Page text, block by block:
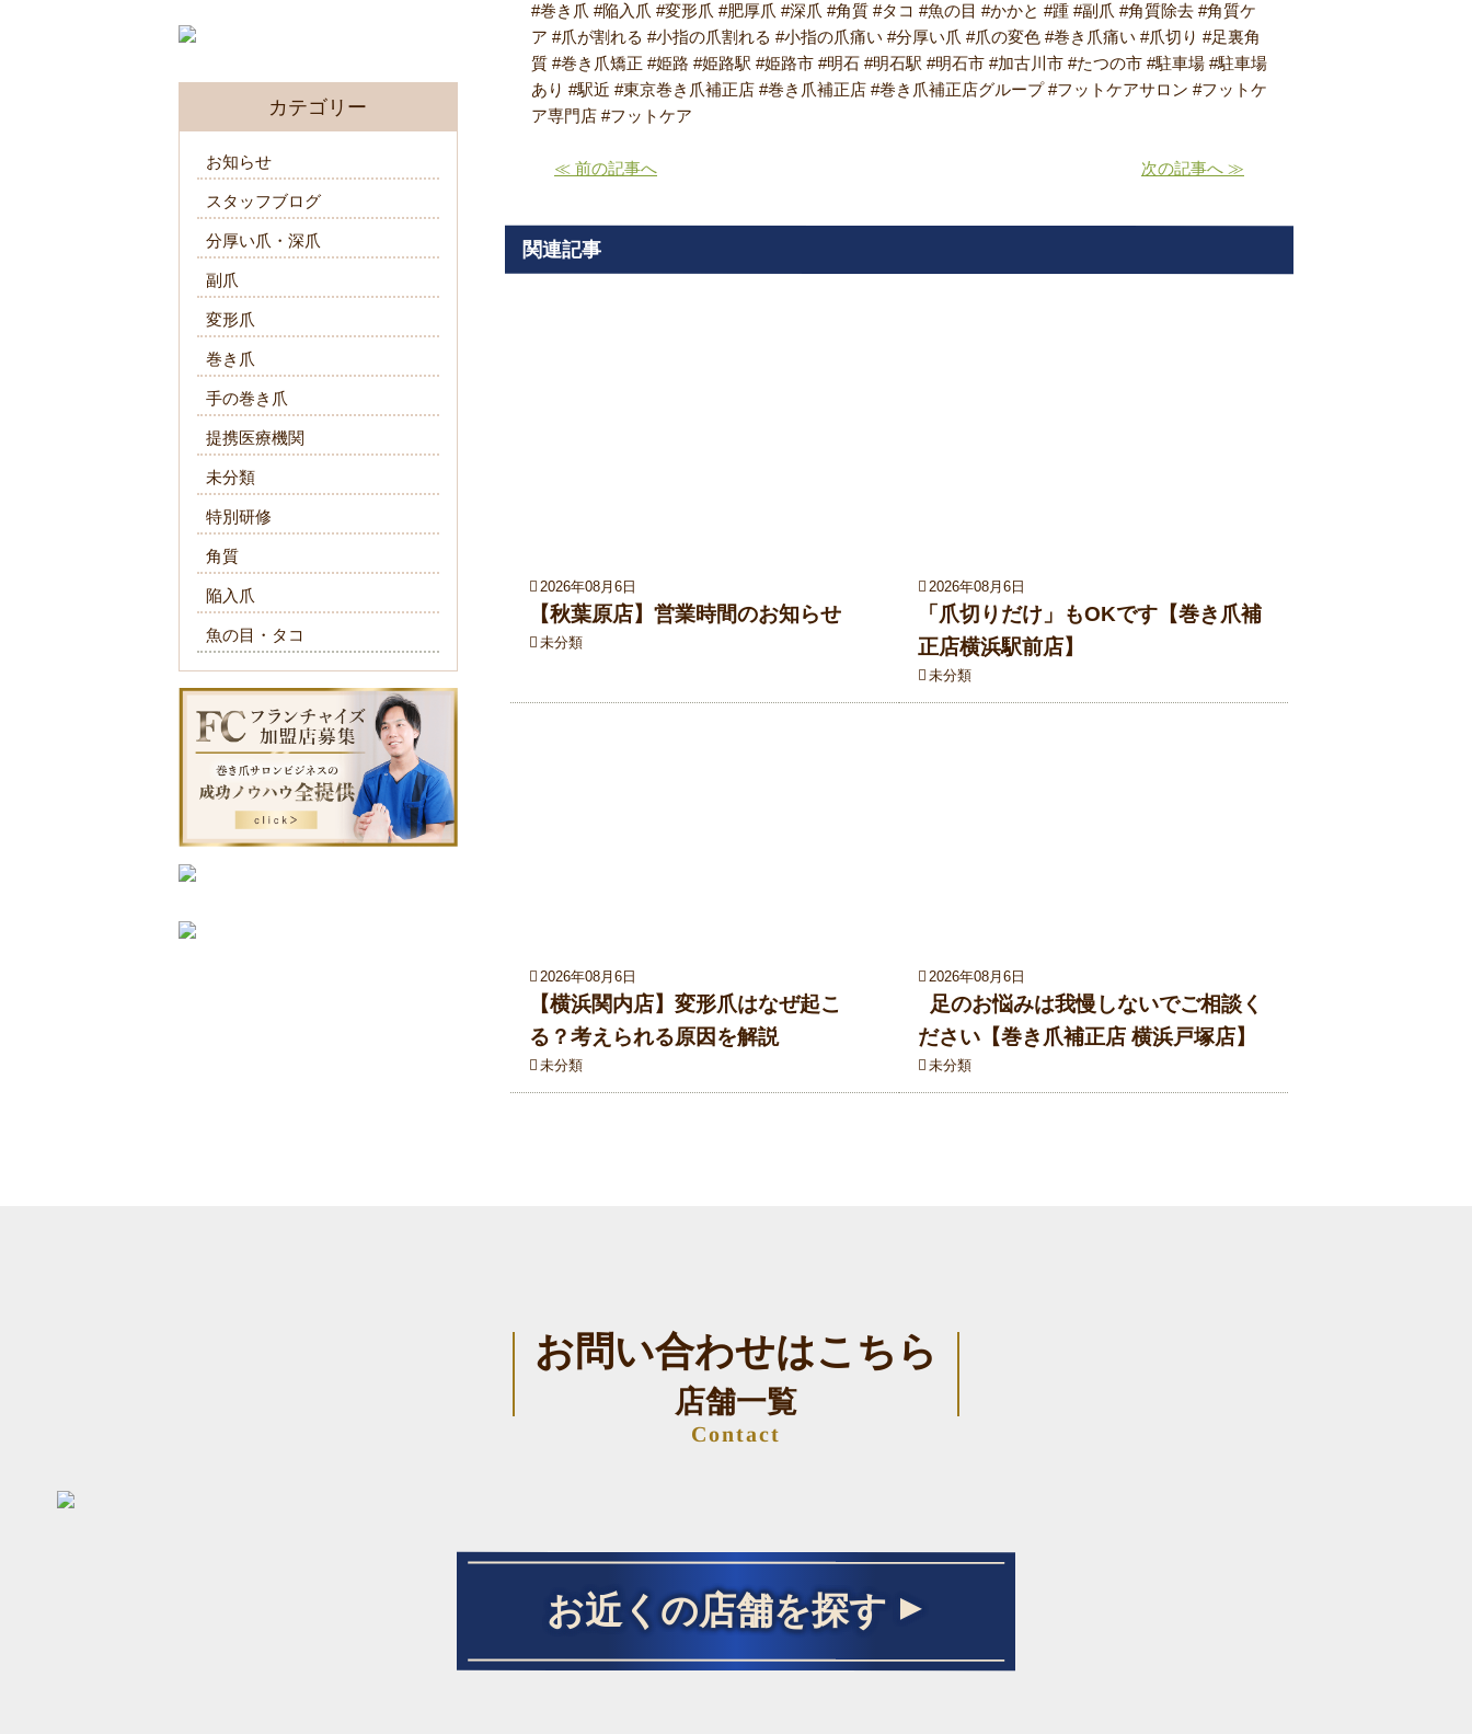
#巻き爪 #陥入爪 #変形爪 #肥厚爪 #深爪 #角質 #タコ #魚の目 #かかと #踵 #副爪 #角質除去 #角質ケ
ア #爪が割れる #小指の爪割れる #小指の爪痛い #分厚い爪 #爪の変色 #巻き爪痛い #爪切り #足裏角
質 #巻き爪矯正 #姫路 #姫路駅 #姫路市 #明石 #明石駅 #明石市 #加古川市 #たつの市 #駐車場 #駐車場
あり #駅近 #東京巻き爪補正店 #巻き爪補正店 #巻き爪補正店グループ #フットケアサロン #フットケ
ア専門店 #フットケア
≪ 前の記事へ 次の記事へ ≫
関連記事
2026年08月6日
【秋葉原店】営業時間のお知らせ
未分類
2026年08月6日
「爪切りだけ」もOKです【巻き爪補
正店横浜駅前店】
未分類
2026年08月6日
【横浜関内店】変形爪はなぜ起こ
る？考えられる原因を解説
未分類
2026年08月6日
足のお悩みは我慢しないでご相談く
ださい【巻き爪補正店 横浜戸塚店】
未分類
カテゴリー
お知らせ
スタッフブログ
分厚い爪・深爪
副爪
変形爪
巻き爪
手の巻き爪
提携医療機関
未分類
特別研修
角質
陥入爪
魚の目・タコ
お問い合わせはこちら
店舗一覧
Contact
お近くの店舗を探す